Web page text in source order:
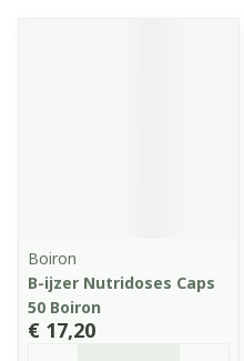
Boiron
B-ijzer Nutridoses Caps
50 Boiron
€ 17,20